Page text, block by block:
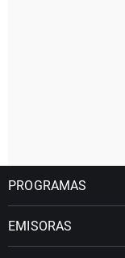
PROGRAMAS
EMISORAS